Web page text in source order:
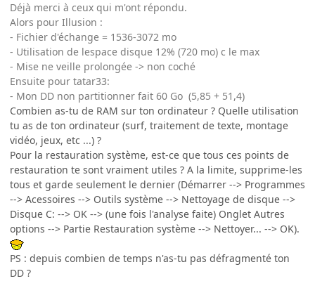
Déjà merci à ceux qui m'ont répondu.
Alors pour Illusion :
- Fichier d'échange = 1536-3072 mo
- Utilisation de lespace disque 12% (720 mo) c le max
- Mise ne veille prolongée -> non coché
Ensuite pour tatar33:
- Mon DD non partitionner fait 60 Go (5,85 + 51,4)
Combien as-tu de RAM sur ton ordinateur ? Quelle utilisation
tu as de ton ordinateur (surf, traitement de texte, montage
vidéo, jeux, etc ...) ?
Pour la restauration système, est-ce que tous ces points de
restauration te sont vraiment utiles ? A la limite, supprime-les
tous et garde seulement le dernier (Démarrer --> Programmes
--> Acessoires --> Outils système --> Nettoyage de disque -->
Disque C: --> OK --> (une fois l'analyse faite) Onglet Autres
options --> Partie Restauration système --> Nettoyer... --> OK).
PS : depuis combien de temps n'as-tu pas défragmenté ton
DD ?